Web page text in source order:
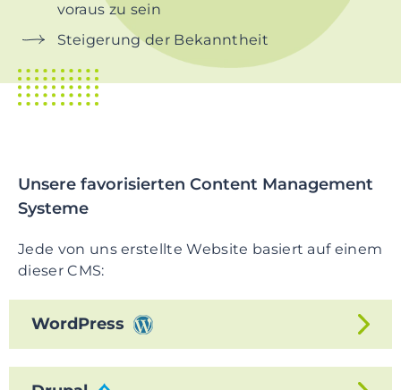
voraus zu sein
Steigerung der Bekanntheit
Unsere favorisierten Content Management
Systeme
Jede von uns erstellte Website basiert auf einem
dieser CMS:
WordPress